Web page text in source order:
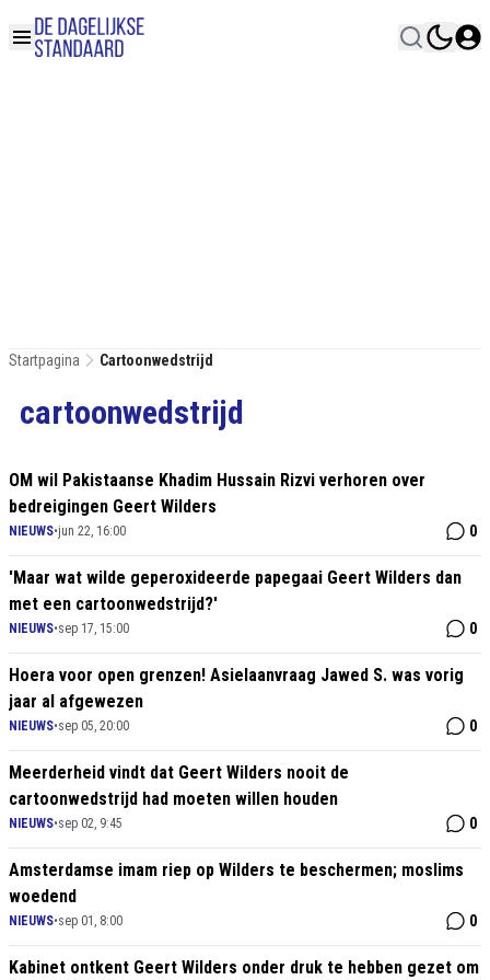
Startpagina Cartoonwedstrijd
cartoonwedstrijd
OM wil Pakistaanse Khadim Hussain Rizvi verhoren over
bedreigingen Geert Wilders
NIEUWS•jun 22, 16:00 0
'Maar wat wilde geperoxideerde papegaai Geert Wilders dan
met een cartoonwedstrijd?'
NIEUWS•sep 17, 15:00 0
Hoera voor open grenzen! Asielaanvraag Jawed S. was vorig
jaar al afgewezen
NIEUWS•sep 05, 20:00 0
Meerderheid vindt dat Geert Wilders nooit de
cartoonwedstrijd had moeten willen houden
NIEUWS•sep 02, 9:45 0
Amsterdamse imam riep op Wilders te beschermen; moslims
woedend
NIEUWS•sep 01, 8:00 0
Kabinet ontkent Geert Wilders onder druk te hebben gezet om